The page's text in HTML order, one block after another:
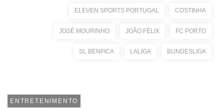
ELEVEN SPORTS PORTUGAL COSTINHA
JOSÉ MOURINHO JOÃO FÉLIX FC PORTO
SL BENFICA LALIGA BUNDESLIGA
ENTRETENIMENTO